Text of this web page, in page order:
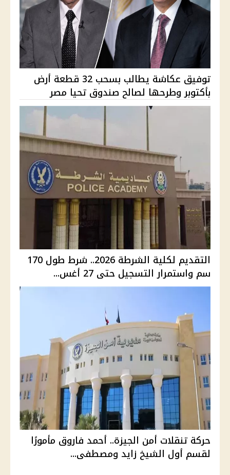
توفيق عكاشة يطالب بسحب 32 قطعة أرض
بأكتوبر وطرحها لصالح صندوق تحيا مصر
التقديم لكلية الشرطة 2026.. شرط طول 170
سم واستمرار التسجيل حتى 27 أغس...
حركة تنقلات أمن الجيزة.. أحمد فاروق مأمورًا
لقسم أول الشيخ زايد ومصطفى...